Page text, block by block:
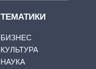
ТЕМАТИКИ
БИЗНЕС
КУЛЬТУРА
НАУКА